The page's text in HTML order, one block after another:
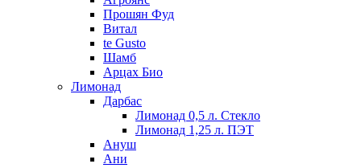
Прошян Фуд
Витал
te Gusto
Шамб
Арцах Био
Лимонад
Дарбас
Лимонад 0,5 л. Стекло
Лимонад 1,25 л. ПЭТ
Ануш
Ани